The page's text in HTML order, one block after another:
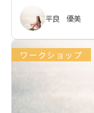
平良 優美
ワークショップ